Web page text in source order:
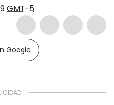
GMT-5
Google